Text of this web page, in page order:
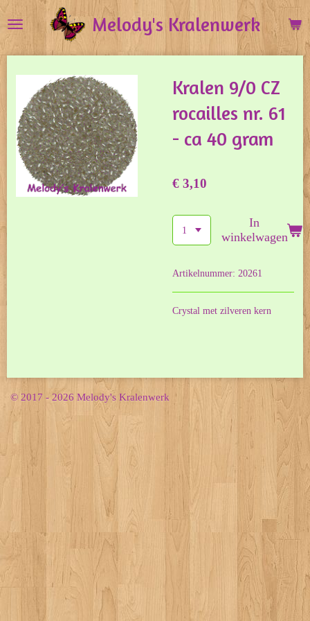
direct
naar
hoofdinhoud
Melody's Kralenwerk
Kralen 9/0 CZ
rocailles nr. 61
- ca 40 gram
€ 3,10
In
winkelwagen
Artikelnummer: 20261
Crystal met zilveren kern
© 2017 - 2026 Melody's Kralenwerk